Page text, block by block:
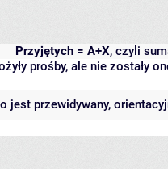
Przyjętych = A+X, czyli
prośby, ale nie zostały
jest przewidywany,